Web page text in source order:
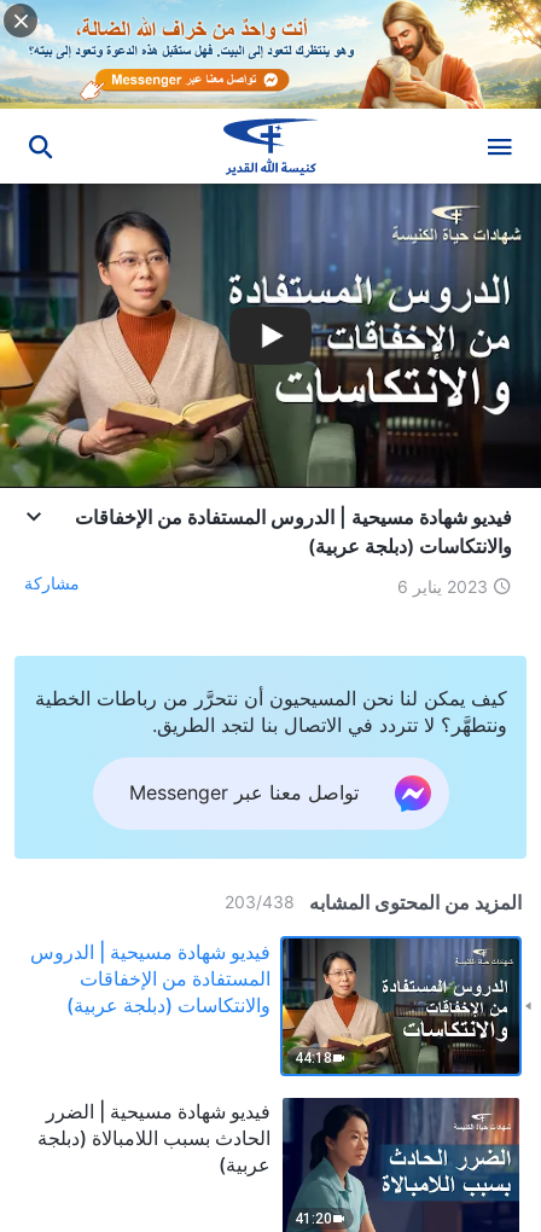
فيديو شهادة مسيحية | الدروس المستفادة من الإخفاقات
والانتكاسات (دبلجة عربية)
2023 يناير 6 مشاركة
كيف يمكن لنا نحن المسيحيون أن نتحرَّر من رباطات الخطية
ونتطهَّر؟ لا تتردد في الاتصال بنا لتجد الطريق.
تواصل معنا عبر Messenger
المزيد من المحتوى المشابه 203/438
44:18
فيديو شهادة مسيحية | الدروس
المستفادة من الإخفاقات
والانتكاسات (دبلجة عربية)
41:20
فيديو شهادة مسيحية | الضرر
الحادث بسبب اللامبالاة (دبلجة
عربية)